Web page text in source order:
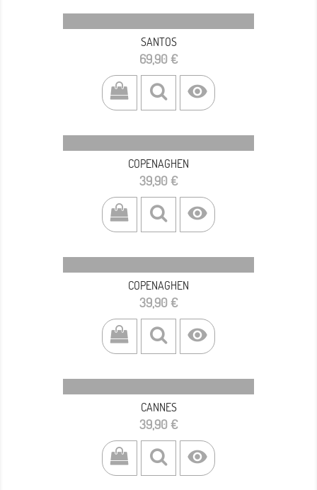
SANTOS
Prezzo
69,90 €

COPENAGHEN
Prezzo
39,90 €

COPENAGHEN
Prezzo
39,90 €

CANNES
Prezzo
39,90 €
